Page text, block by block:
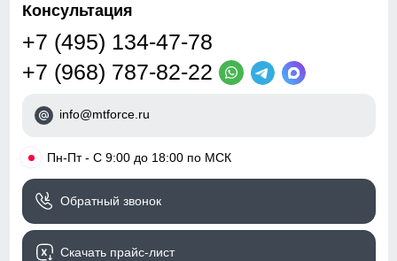
Консультация
+7 (495) 134-47-78
+7 (968) 787-82-22
info@mtforce.ru
• Пн-Пт - С 9:00 до 18:00 по МСК
Обратный звонок
Скачать прайс-лист